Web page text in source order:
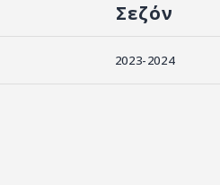
Σεζόν
2023-2024